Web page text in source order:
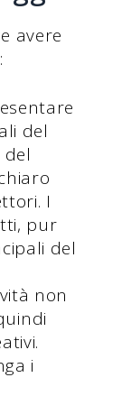
avere
del
I
pur
del
non
i